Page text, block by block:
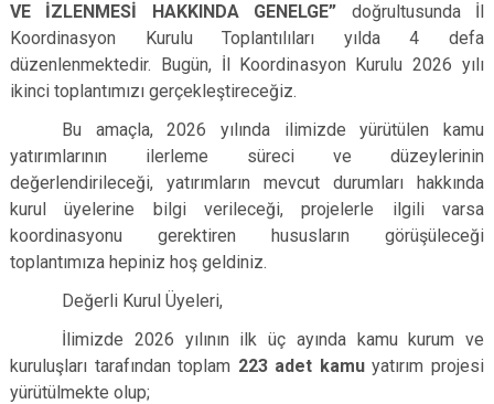
VE İZLENMESİ HAKKINDA GENELGE” doğrultusunda İl
Koordinasyon Kurulu Toplantılıları yılda 4 defa
düzenlenmektedir. Bugün, İl Koordinasyon Kurulu 2026 yılı
ikinci toplantımızı gerçekleştireceğiz.
Bu amaçla, 2026 yılında ilimizde yürütülen kamu
yatırımlarının ilerleme süreci ve düzeylerinin
değerlendirileceği, yatırımların mevcut durumları hakkında
kurul üyelerine bilgi verileceği, projelerle ilgili varsa
koordinasyonu gerektiren hususların görüşüleceği
toplantımıza hepiniz hoş geldiniz.
Değerli Kurul Üyeleri,
İlimizde 2026 yılının ilk üç ayında kamu kurum ve
kuruluşları tarafından toplam 223 adet kamuyatırım projesi
yürütülmekte olup;